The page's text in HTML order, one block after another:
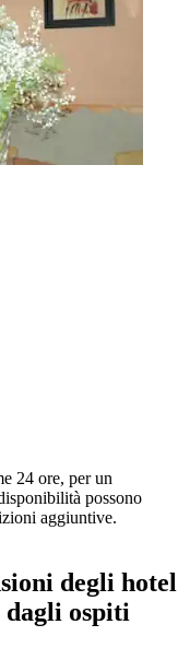
24 ore, per un
possono
aggiuntive.
degli hotel
dagli ospiti